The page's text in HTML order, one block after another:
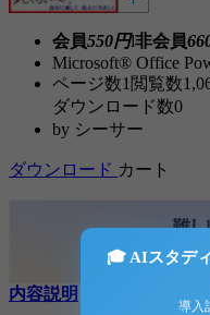
会員550円l非会員
Microsoft® Office
ページ数1 閲覧数
ダウンロード数0
by シーサー
ダウンロード カート
内容説明
🎓 AIスタデ
導入